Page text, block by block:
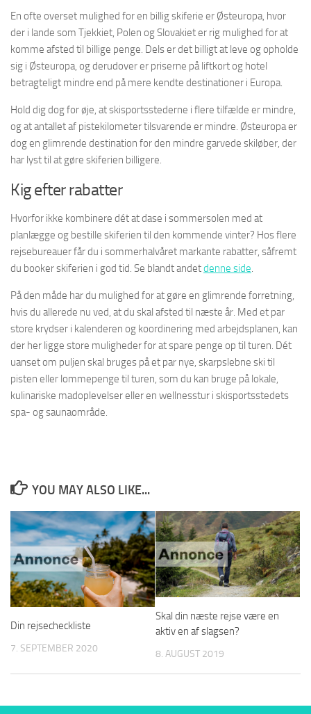
En ofte overset mulighed for en billig skiferie er Østeuropa, hvor
der i lande som Tjekkiet, Polen og Slovakiet er rig mulighed for at
komme afsted til billige penge. Dels er det billigt at leve og opholde
sig i Østeuropa, og derudover er priserne på liftkort og hotel
betragteligt mindre end på mere kendte destinationer i Europa.
Hold dig dog for øje, at skisportsstederne i flere tilfælde er mindre,
og at antallet af pistekilometer tilsvarende er mindre. Østeuropa er
dog en glimrende destination for den mindre garvede skiløber, der
har lyst til at gøre skiferien billigere.
Kig efter rabatter
Hvorfor ikke kombinere dét at dase i sommersolen med at
planlægge og bestille skiferien til den kommende vinter? Hos flere
rejsebureauer får du i sommerhalvåret markante rabatter, såfremt
du booker skiferien i god tid. Se blandt andetdenne side.
På den måde har du mulighed for at gøre en glimrende forretning,
hvis du allerede nu ved, at du skal afsted til næste år. Med et par
store krydser i kalenderen og koordinering med arbejdsplanen, kan
der her ligge store muligheder for at spare penge op til turen. Dét
uanset om puljen skal bruges på et par nye, skarpslebne ski til
pisten eller lommepenge til turen, som du kan bruge på lokale,
kulinariske madoplevelser eller en wellnesstur i skisportsstedets
spa- og saunaområde.
YOU MAY ALSO LIKE...
Din rejsecheckliste
7. SEPTEMBER 2020
Skal din næste rejse være en
aktiv en af slagsen?
8. AUGUST 2019